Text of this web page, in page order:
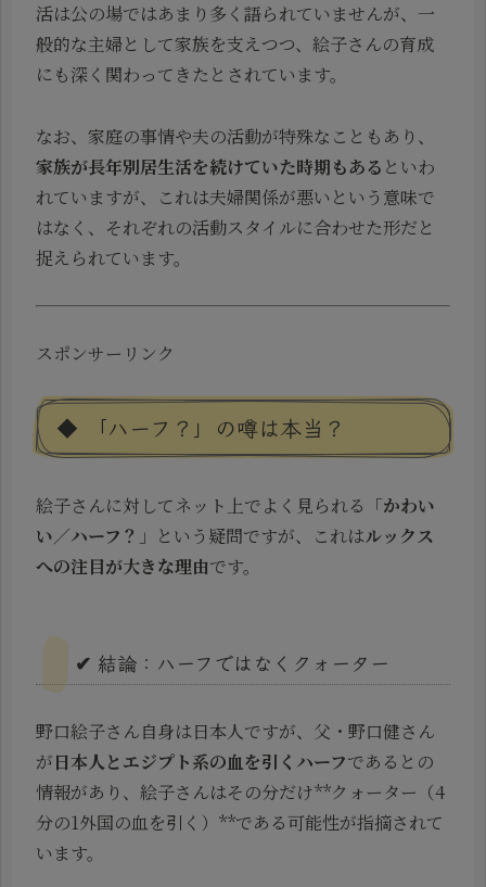
活は公の場ではあまり多く語られていませんが、一
般的な主婦として家族を支えつつ、絵子さんの育成
にも深く関わってきたとされています。
なお、家庭の事情や夫の活動が特殊なこともあり、
家族が長年別居生活を続けていた時期もある といわ
れていますが、これは夫婦関係が悪いという意味で
はなく、それぞれの活動スタイルに合わせた形だと
捉えられています。
スポンサーリンク
◆ 「ハーフ？」の噂は本当？
絵子さんに対してネット上でよく見られる「かわい
い／ハーフ？ 」という疑問ですが、これはルックス
への注目が大きな理由です。
✔ 結論：ハーフではなくクォーター
野口絵子さん自身は日本人ですが、父・野口健さん
が日本人とエジプト系の血を引くハーフであるとの
情報があり、絵子さんはその分だけ**クォーター（4
分の1外国の血を引く）**である可能性が指摘されて
います。